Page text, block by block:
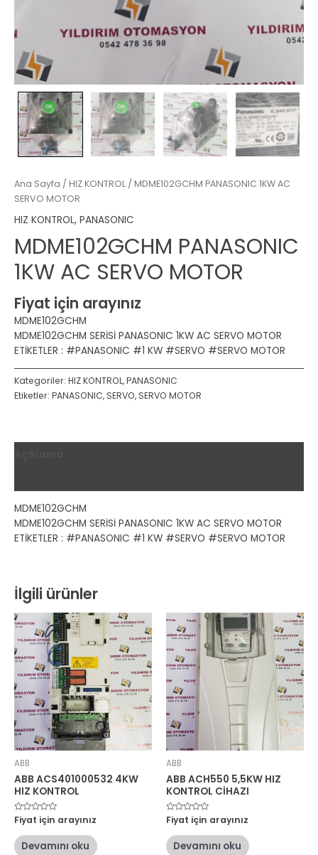
Ana Sayfa / HIZ KONTROL / MDME102GCHM PANASONIC 1KW AC
SERVO MOTOR
HIZ KONTROL, PANASONIC
MDME102GCHM PANASONIC
1KW AC SERVO MOTOR
Fiyat için arayınız
MDME102GCHM
MDME102GCHM SERİSİ PANASONIC 1KW AC SERVO MOTOR
ETİKETLER : #PANASONIC #1 KW #SERVO #SERVO MOTOR
Kategoriler: HIZ KONTROL,PANASONIC
Etiketler: PANASONIC, SERVO, SERVO MOTOR
MDME102GCHM
MDME102GCHM SERİSİ PANASONIC 1KW AC SERVO MOTOR
ETİKETLER : #PANASONIC #1 KW #SERVO #SERVO MOTOR
İlgili ürünler
ABB
ABB ACS401000532 4KW
HIZ KONTROL
5
üzerinden
oy
aldı
Fiyat için arayınız
Devamını oku
ABB
ABB ACH550 5,5KW HIZ
KONTROL CİHAZI
5
üzerinden
oy
aldı
Fiyat için arayınız
Devamını oku